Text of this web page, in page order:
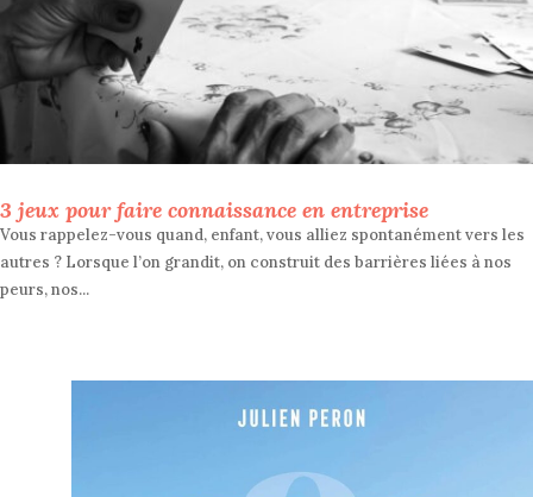
3 jeux pour faire connaissance en entreprise
Vous rappelez-vous quand, enfant, vous alliez spontanément vers les
autres ? Lorsque l’on grandit, on construit des barrières liées à nos
peurs, nos...